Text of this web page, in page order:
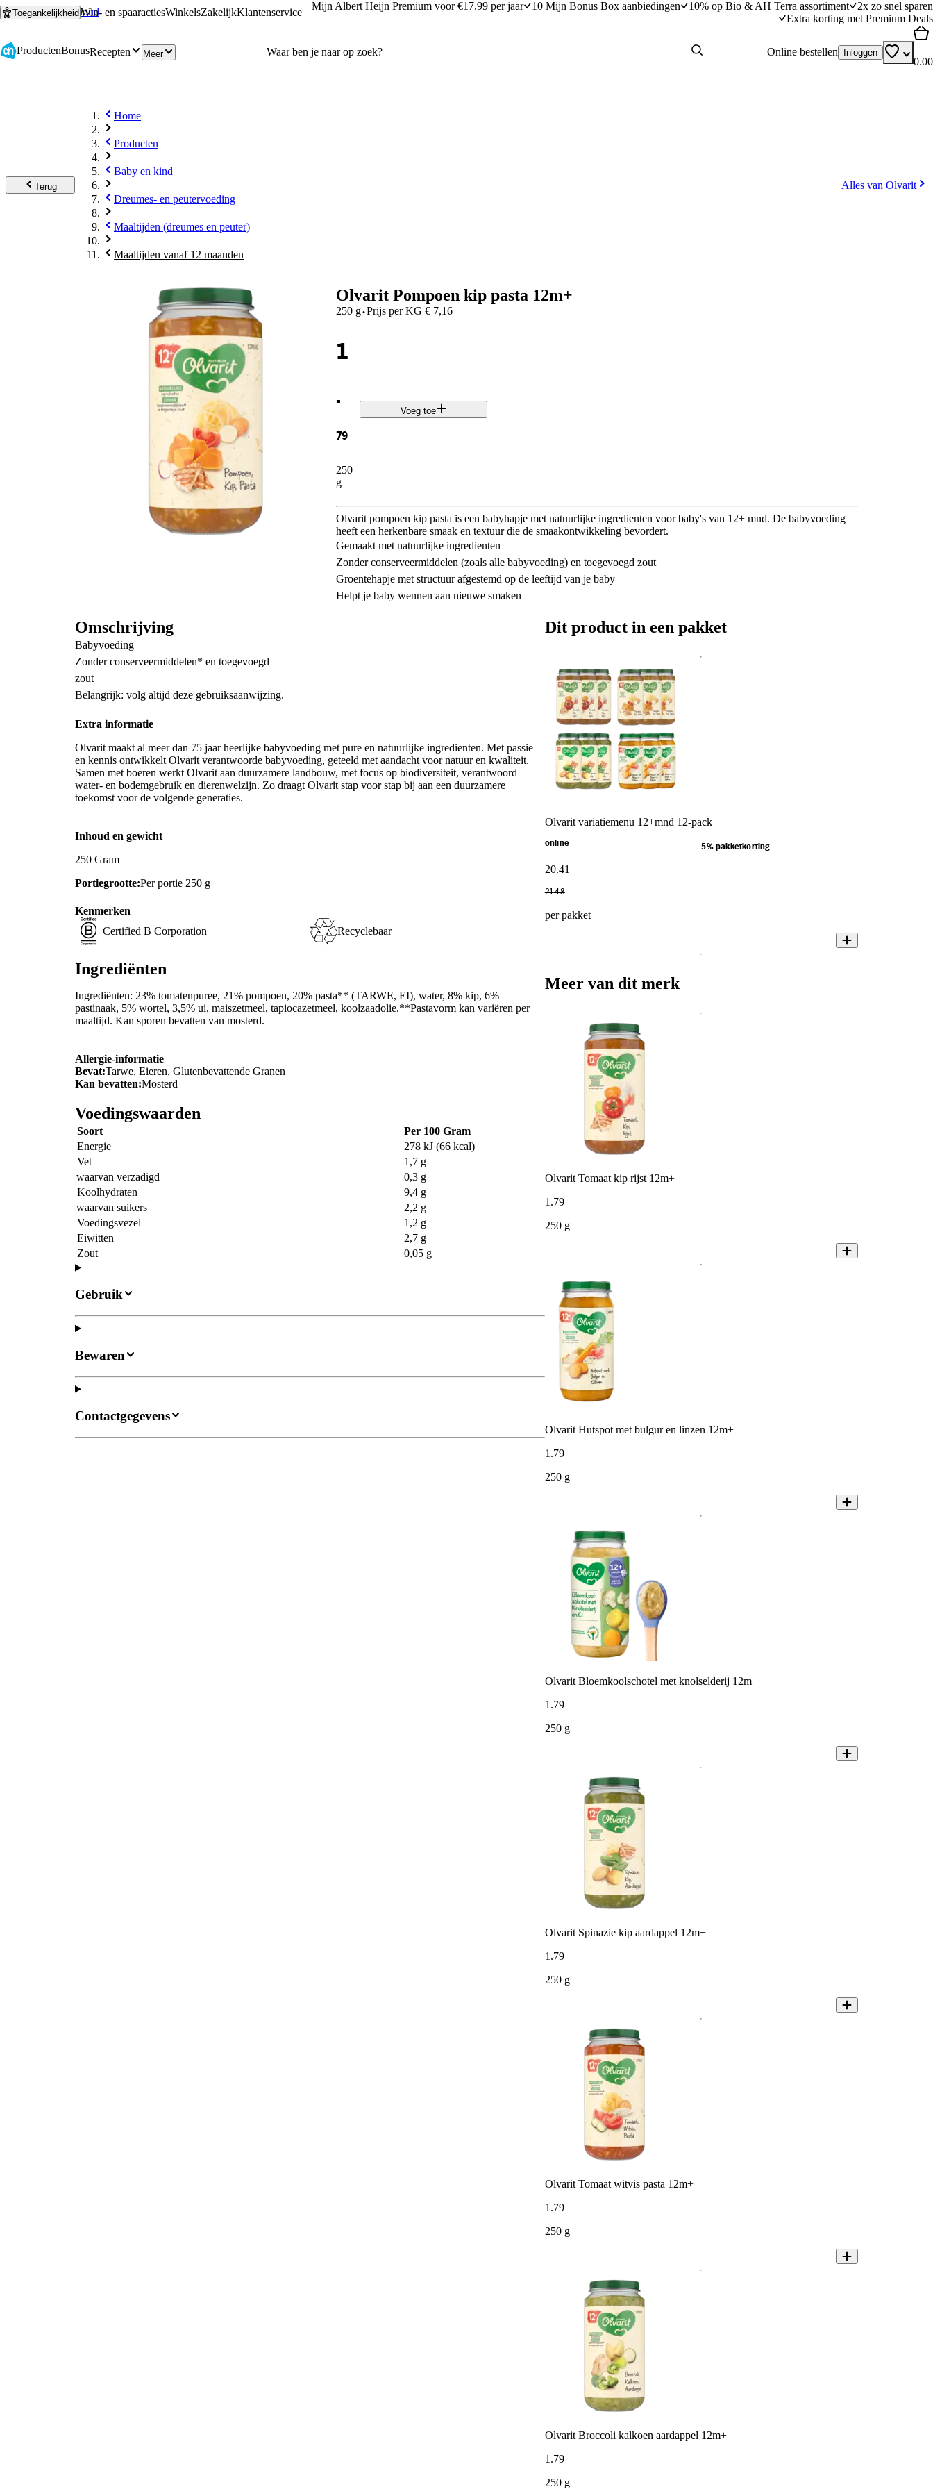
Ga naar hoofdinhoud
Ga naar zoeken
ToegankelijkheidWin- en spaaractiesWinkelsZakelijkKlantenservice
Mijn Albert Heijn Premium voor €17.99 per jaar 10 Mijn Bonus Box aanbiedingen 10% op Bio & AH Terra assortiment
2x zo snel sparen
Extra korting met Premium Deals
ProductenBonusRecepten Meer Online bestellen Inloggen
0.00
Terug
Home
Producten
Baby en kind
Dreumes- en peutervoeding
Maaltijden (dreumes en peuter)
Maaltijden vanaf 12 maanden
Alles van Olvarit
Olvarit Pompoen kip pasta 12m+
250 g·Prijs per KG € 7,16
1
.
79
250
g
Voeg toe
Olvarit pompoen kip pasta is een babyhapje met natuurlijke ingredienten voor baby's van 12+ mnd. De babyvoeding
heeft een herkenbare smaak en textuur die de smaakontwikkeling bevordert.
Gemaakt met natuurlijke ingredienten
Zonder conserveermiddelen (zoals alle babyvoeding) en toegevoegd zout
Groentehapje met structuur afgestemd op de leeftijd van je baby
Helpt je baby wennen aan nieuwe smaken
Omschrijving
Babyvoeding
Zonder conserveermiddelen* en toegevoegd
zout
Belangrijk: volg altijd deze gebruiksaanwijzing.
Extra informatie
Olvarit maakt al meer dan 75 jaar heerlijke babyvoeding met pure en natuurlijke ingredienten. Met passie
en kennis ontwikkelt Olvarit verantwoorde babyvoeding, geteeld met aandacht voor natuur en kwaliteit.
Samen met boeren werkt Olvarit aan duurzamere landbouw, met focus op biodiversiteit, verantwoord
water- en bodemgebruik en dierenwelzijn. Zo draagt Olvarit stap voor stap bij aan een duurzamere
toekomst voor de volgende generaties.
Inhoud en gewicht
250 Gram
Portiegrootte:Per portie 250 g
Kenmerken
Certified B Corporation
Recyclebaar
Ingrediënten
Ingrediënten: 23% tomatenpuree, 21% pompoen, 20% pasta** (TARWE, EI), water, 8% kip, 6%
pastinaak, 5% wortel, 3,5% ui, maiszetmeel, tapiocazetmeel, koolzaadolie.**Pastavorm kan variëren per
maaltijd. Kan sporen bevatten van mosterd.
Allergie-informatie
Bevat:Tarwe, Eieren, Glutenbevattende Granen
Kan bevatten:Mosterd
Voedingswaarden
Soort
Per 100 Gram
Energie
278 kJ (66 kcal)
Vet
1,7 g
waarvan verzadigd
0,3 g
Koolhydraten
9,4 g
waarvan suikers
2,2 g
Voedingsvezel
1,2 g
Eiwitten
2,7 g
Zout
0,05 g
Gebruik
Bewaren
Contactgegevens
Dit product in een pakket
Olvarit variatiemenu 12+mnd 12-pack
online 5% pakketkorting
20.41
21.48
per pakket
Meer van dit merk
Olvarit Tomaat kip rijst 12m+
1 .79
250 g
Olvarit Hutspot met bulgur en linzen 12m+
1 .79
250 g
Olvarit Bloemkoolschotel met knolselderij 12m+
1 .79
250 g
Olvarit Spinazie kip aardappel 12m+
1 .79
250 g
Olvarit Tomaat witvis pasta 12m+
1 .79
250 g
Olvarit Broccoli kalkoen aardappel 12m+
1 .79
250 g